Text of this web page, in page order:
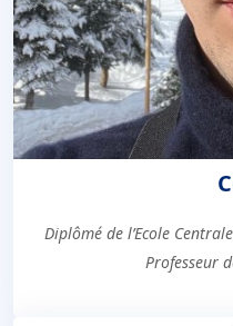
Diplômé de l’Ecole
Professeur